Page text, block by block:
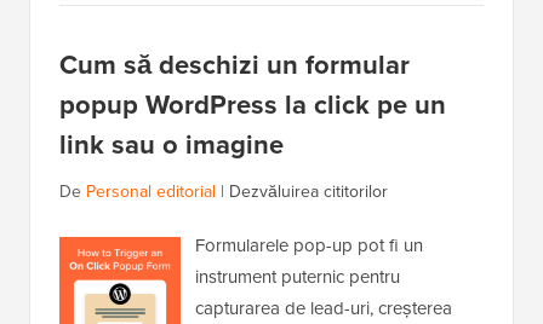
Cum să deschizi un formular
popup WordPress la click pe un
link sau o imagine
De Personal editorial | Dezvăluirea cititorilor
Formularele pop-up pot fi un
instrument puternic pentru
capturarea de lead-uri, creșterea